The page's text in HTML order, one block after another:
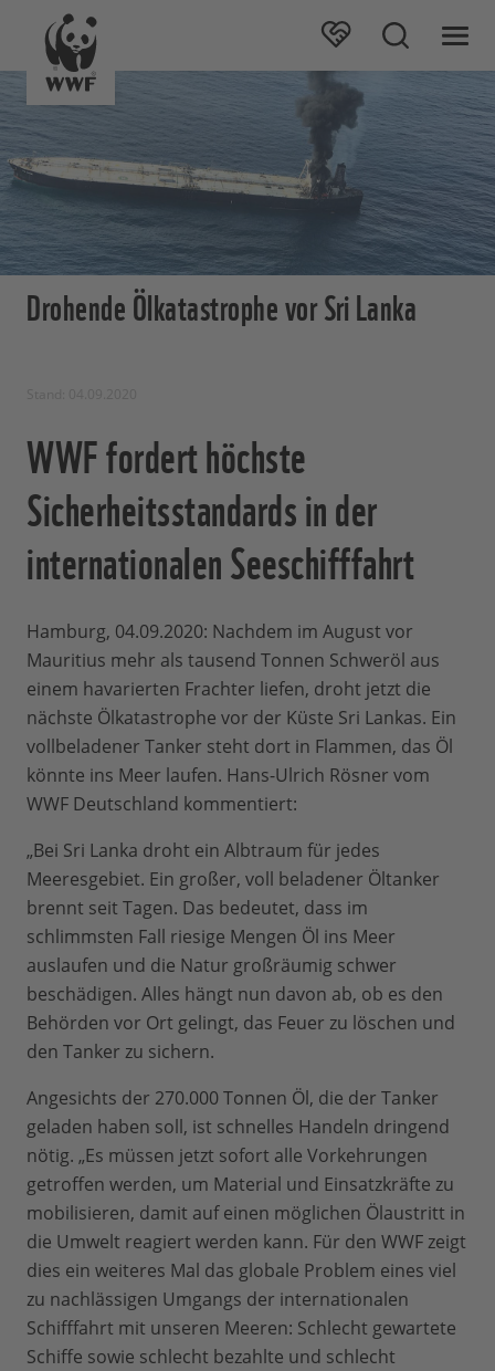
Drohende Ölkatastrophe vor Sri Lanka
WWF fordert höchste
Sicherheitsstandards in der
internationalen Seeschifffahrt
Hamburg, 04.09.2020: Nachdem im August vor
Mauritius mehr als tausend Tonnen Schweröl aus
einem havarierten Frachter liefen, droht jetzt die
nächste Ölkatastrophe vor der Küste Sri Lankas. Ein
vollbeladener Tanker steht dort in Flammen, das Öl
könnte ins Meer laufen. Hans-Ulrich Rösner vom
WWF Deutschland kommentiert:
„Bei Sri Lanka droht ein Albtraum für jedes
Meeresgebiet. Ein großer, voll beladener Öltanker
brennt seit Tagen. Das bedeutet, dass im
schlimmsten Fall riesige Mengen Öl ins Meer
auslaufen und die Natur großräumig schwer
beschädigen. Alles hängt nun davon ab, ob es den
Behörden vor Ort gelingt, das Feuer zu löschen und
den Tanker zu sichern.
Angesichts der 270.000 Tonnen Öl, die der Tanker
geladen haben soll, ist schnelles Handeln dringend
nötig. „Es müssen jetzt sofort alle Vorkehrungen
getroffen werden, um Material und Einsatzkräfte zu
mobilisieren, damit auf einen möglichen Ölaustritt in
die Umwelt reagiert werden kann. Für den WWF zeigt
dies ein weiteres Mal das globale Problem eines viel
zu nachlässigen Umgangs der internationalen
Schifffahrt mit unseren Meeren: Schlecht gewartete
Schiffe sowie schlecht bezahlte und schlecht